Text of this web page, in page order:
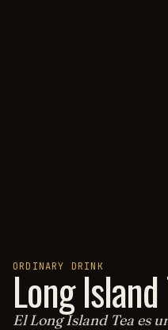
ORDINARY DRINK
Long Island
El Long Island Tea es